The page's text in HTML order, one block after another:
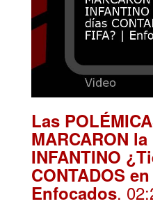
Las
MARCARON la
INFANTINO
CONTADOS
Enfocados.